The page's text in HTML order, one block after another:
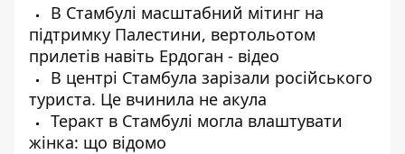
В Стамбулі масштабний мітинг на
підтримку Палестини, вертольотом
прилетів навіть Ердоган - відео
В центрі Стамбула зарізали російського
туриста. Це вчинила не акула
Теракт в Стамбулі могла влаштувати
жінка: що відомо